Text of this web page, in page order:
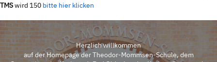
TMSwird 150 bitte hier klicken
Herzlich willkommen
auf der Homepage der Theodor-Mommsen-Schule, dem